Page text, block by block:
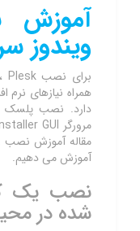
ویندوز
دارد. نصب پلسک
آموزش می دهیم.
نصب یک
شده در